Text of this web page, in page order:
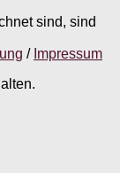
sind, sind
/ Impressum